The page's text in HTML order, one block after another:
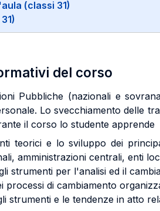
(classi 31)
del corso
Pubbliche (nazionali e
Lo svecchiamento delle
il corso lo studente apprende
teorici e lo sviluppo dei
amministrazioni centrali, enti
strumenti per l'analisi ed il
processi di cambiamento
strumenti e le tendenze in atto